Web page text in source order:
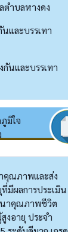
ตำบลหางดง
และบรรเทา
กันและบรรเทา
มิใจ
คุณภาพและส่ง
มีผลการประเมิน
าคุณภาพชีวิต
งอายุ ประจำ